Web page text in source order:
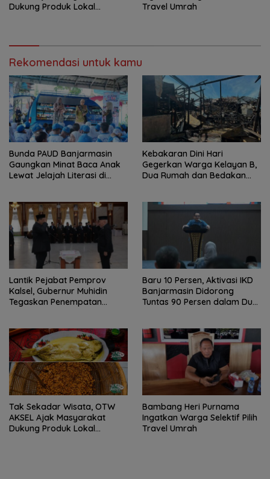
Dukung Produk Lokal
Travel Umrah
Rekomendasi untuk kamu
Bunda PAUD Banjarmasin
Gaungkan Minat Baca Anak
Lewat Jelajah Literasi di
Kebakaran Dini Hari
Gegerkan Warga Kelayan B,
Dua Rumah dan Bedakan
Lantik Pejabat Pemprov
Kalsel, Gubernur Muhidin
Tegaskan Penempatan
Baru 10 Persen, Aktivasi IKD
Banjarmasin Didorong
Tuntas 90 Persen dalam Dua
Tak Sekadar Wisata, OTW
AKSEL Ajak Masyarakat
Dukung Produk Lokal
Bambang Heri Purnama
Ingatkan Warga Selektif Pilih
Travel Umrah